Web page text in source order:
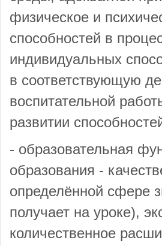
физическое и
способностей в
индивидуальных
в соответствующую
воспитательной
развитии
- образовательная
образования -
определённой сфере
получает на уроке),
количественное